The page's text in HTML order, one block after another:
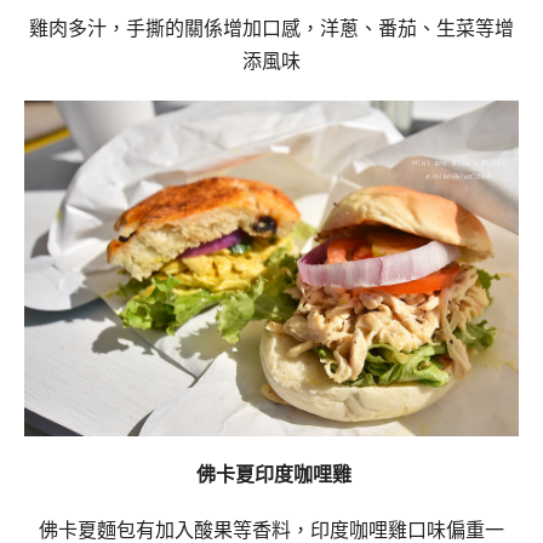
雞肉多汁，手撕的關係增加口感，洋蔥、番茄、生菜等增
添風味
佛卡夏印度咖哩雞
佛卡夏麵包有加入酸果等香料，印度咖哩雞口味偏重一